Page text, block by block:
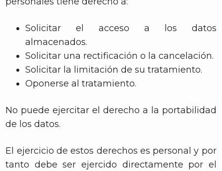
Solicitar el acceso a los datos
almacenados.
Solicitar una rectificación o la cancelación.
Solicitar la limitación de su tratamiento.
Oponerse al tratamiento.
No puede ejercitar el derecho a la portabilidad
de los datos.
El ejercicio de estos derechos es personal y por
tanto debe ser ejercido directamente por el